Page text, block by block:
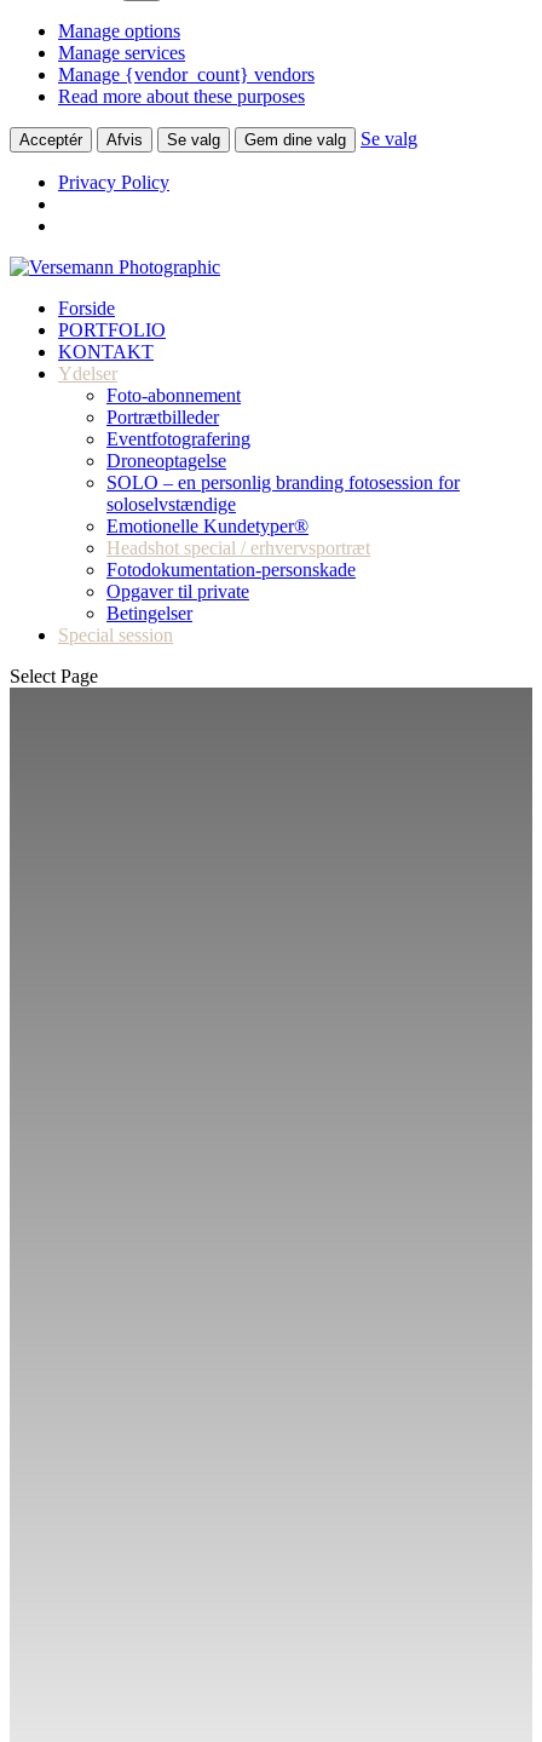
Manage options
Manage services
Manage {vendor_count} vendors
Read more about these purposes
Acceptér Afvis Se valg Gem dine valg Se valg
Privacy Policy
Forside
PORTFOLIO
KONTAKT
Ydelser
Foto-abonnement
Portrætbilleder
Eventfotografering
Droneoptagelse
SOLO – en personlig branding fotosession for
soloselvstændige
Emotionelle Kundetyper®
Headshot special / erhvervsportræt
Fotodokumentation-personskade
Opgaver til private
Betingelser
Special session
Select Page